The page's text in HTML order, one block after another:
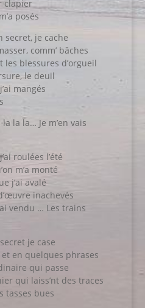
clapier
posés
je cache
comm’ bâches
les blessures d’orgueil
le deuil
mangés
la la… Je m’en vais
roulées l’été
m’a monté
j’ai avalé
inachevés
vendu … Les trains
je case
en quelques phrases
qui passe
qui laiss’nt des traces
tasses bues